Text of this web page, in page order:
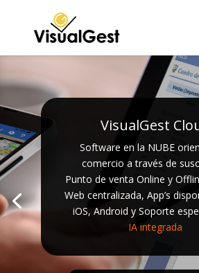
VisualGest
Software en la NUBE
comercio a través de
Punto de venta Online y
Web centralizada, App’s
iOS, Android y Soporte
IA integrada